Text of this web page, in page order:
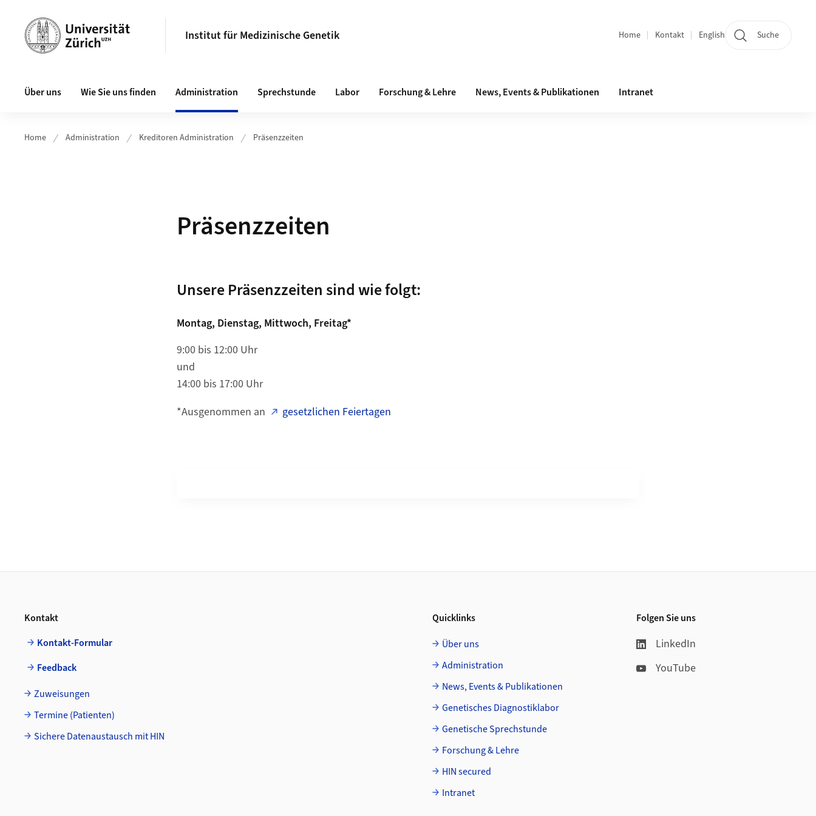
Institut für Medizinische Genetik
Bereichsnavigation
Home Kontakt English Suche
Über uns Wie Sie uns finden Administration Sprechstunde Labor Forschung & Lehre News, Events & Publikationen Intranet
Home Administration Kreditoren Administration Präsenzzeiten
Präsenzzeiten
Unsere Präsenzzeiten sind wie folgt:
Montag, Dienstag, Mittwoch, Freitag*
9:00 bis 12:00 Uhr
und
14:00 bis 17:00 Uhr
*Ausgenommen an
gesetzlichen Feiertagen
Kontakt
Kontakt-Formular
Feedback
Zuweisungen
Termine (Patienten)
Sichere Datenaustausch mit HIN
Quicklinks
Über uns
Administration
News, Events & Publikationen
Genetisches Diagnostiklabor
Genetische Sprechstunde
Forschung & Lehre
HIN secured
Intranet
Folgen Sie uns
LinkedIn
YouTube